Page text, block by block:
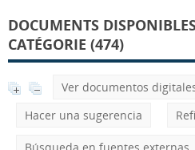
DOCUMENTS
CATÉGORIE (474)
Ver documentos
Hacer una sugerencia